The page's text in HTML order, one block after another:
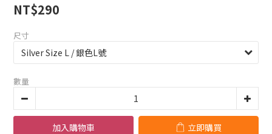
NT$290
尺寸
數量
加入購物車 立即購買